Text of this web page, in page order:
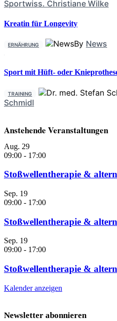
Sportwiss. Christiane Wilke
Kreatin für Longevity
ERNÄHRUNG By News
Sport mit Hüft- oder
TRAINING
Schmidl
Anstehende Veranstaltungen
Aug. 29
09:00 - 17:00
Stoßwellentherapie &
Sep. 19
09:00 - 17:00
Stoßwellentherapie &
Sep. 19
09:00 - 17:00
Stoßwellentherapie &
Kalender anzeigen
Newsletter abonnieren